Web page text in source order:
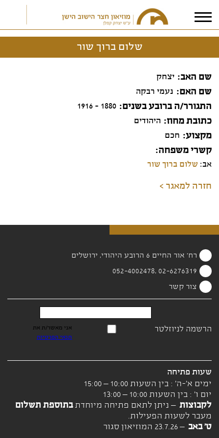
אני מאשר/ת אתתנאי הפרטיות
שלום ברוך שור
שם האב יצחק
שם האם נעמי רבקה
התגורר/ה ברובע בשנים 1880 - 1916
כתובת מחוז היהודים
מקצוע חכם
קשרי משפחה
אב: שלום ברוך שור
חזרה למאגר >
רח' אור החיים 6 הרובע היהודי, ירושלים
02-6276319 ,052-4002478
צור קשר
הרשמה לניוזלטר
אני מאשר/ת את
תנאי הפרטיות
שעות פתיחה
ימים א'-ה' : בין השעות 10:00 – 15:00
יום ו' : בין השעות 10:00 – 13:00
לקבוצות – ניתן לתאם פתיחה מיוחדתבתוספת תשלום
מעבר לשעות הפעילות.
ט' באב– 23.7.26 המוזיאון סגור